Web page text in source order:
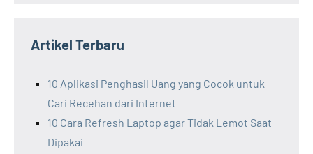
Artikel Terbaru
10 Aplikasi Penghasil Uang yang Cocok untuk
Cari Recehan dari Internet
10 Cara Refresh Laptop agar Tidak Lemot Saat
Dipakai